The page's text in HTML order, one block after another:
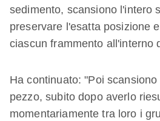
sedimento, scansiono l'intero
preservare l'esatta posizione
ciascun frammento all'interno
Ha continuato: "Poi
pezzo, subito dopo averlo
momentariamente tra loro i